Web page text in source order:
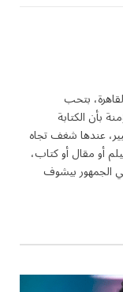
بتحب
بأن الكتابة
عندها شغف تجاه
أو مقال أو كتاب،
الجمهور بيشوف